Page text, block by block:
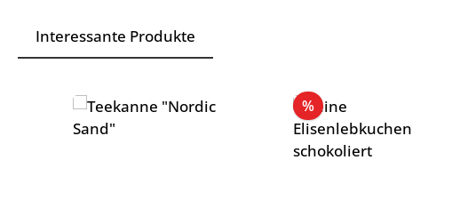
Interessante Produkte
%Rabatt